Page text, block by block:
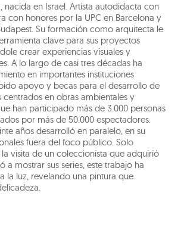
nacida en Israel. Artista autodidacta con
con honores por la UPC en Barcelona y
Su formación como arquitecta le
clave para sus proyectos
crear experiencias visuales y
A lo largo de casi tres décadas ha
en importantes instituciones
apoyo y becas para el desarrollo de
centrados en obras ambientales y
han participado más de 3.000 personas
por más de 50.000 espectadores.
años desarrolló en paralelo, en su
fuera del foco público. Solo
visita de un coleccionista que adquirió
a mostrar sus series, este trabajo ha
la luz, revelando una pintura que